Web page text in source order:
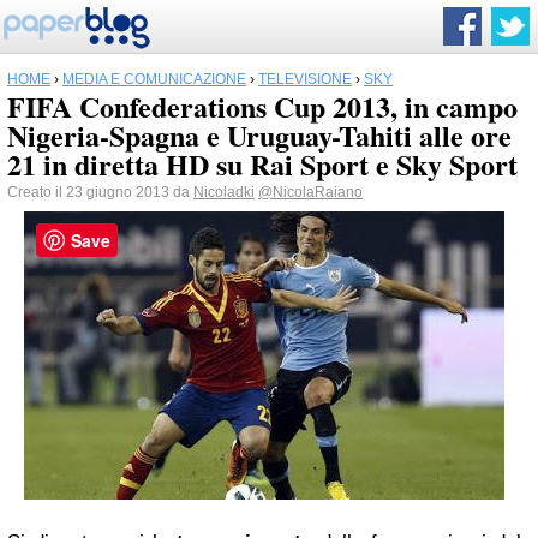
HOME › MEDIA E COMUNICAZIONE › TELEVISIONE › SKY
FIFA Confederations Cup 2013, in campo
Nigeria-Spagna e Uruguay-Tahiti alle ore
21 in diretta HD su Rai Sport e Sky Sport
Creato il 23 giugno 2013 da Nicoladki @NicolaRaiano
Save